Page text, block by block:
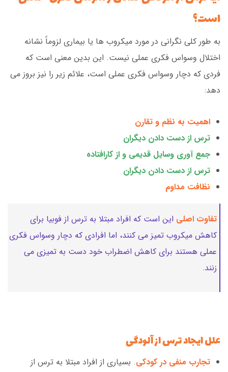
است؟
به طور کلی نگرانی در مورد میکروب ها یا بیماری لزوماً نشانه
اختلال وسواس فکری عملی نیست. این بدین معنی است که
فردی که دچار وسواس فکری عملی است، علائم زیر را نیز بروز می
دهد:
اهمیت به نظم و تقارن
ترس از دست دادن دیگران
جمع آوری وسایل قدیمی و از کارافتاده
ترس از دست دادن دیگران
نظافت مداوم
تفاوت اصلی این است که افراد مبتلا به ترس از فوبیا برای
کاهش میکروب تمیز می کنند، اما افرادی که دچار وسواس فکری
عملی هستند برای کاهش اضطراب خود دست به تمیزی می
زنند.
علل ایجاد ترس از آلودگی
تجارب منفی در کودکی. بسیاری از افراد مبتلا به ترس از